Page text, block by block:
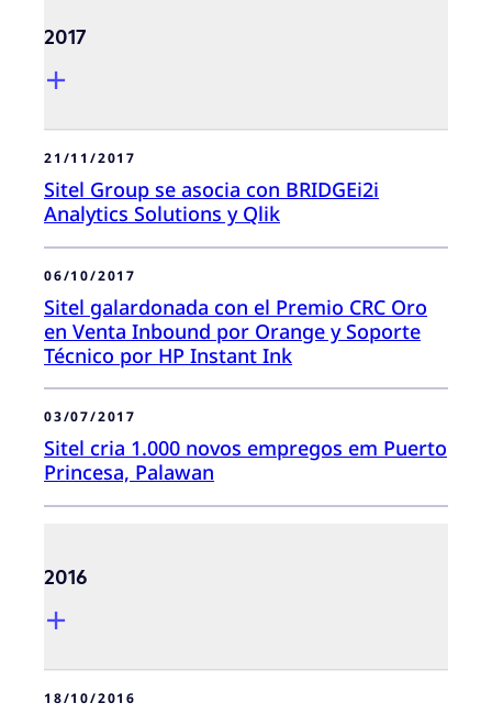
2017
21/11/2017
Sitel Group se asocia con BRIDGEi2i
Analytics Solutions y Qlik
06/10/2017
Sitel galardonada con el Premio CRC Oro
en Venta Inbound por Orange y Soporte
Técnico por HP Instant Ink
03/07/2017
Sitel cria 1.000 novos empregos em Puerto
Princesa, Palawan
2016
18/10/2016